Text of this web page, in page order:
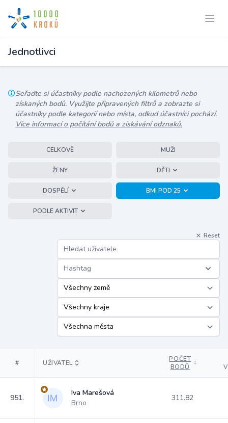
Jednotlivci
Seřaďte si účastníky podle nachozených kilometrů nebo
získaných bodů. Využijte připravených filtrů a zobrazte si
účastníky podle kategorií nebo místa, odkud účastníci pochází.
Více informací o počítání bodů a získávání odznaků.
CELKOVĚ MUŽI
ŽENY DĚTI
DOSPĚLÍ BMI POD 25
PODLE AKTIVIT
Reset
Hashtag
# UŽIVATEL
POČET
BODŮ
951.
Iva Marešová
Brno
311.82